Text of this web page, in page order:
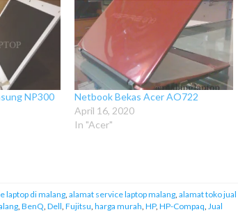
NP300
Netbook Bekas Acer AO722
April 16, 2020
In "Acer"
laptop di malang, alamat service laptop malang, alamat toko jual
, BenQ, Dell, Fujitsu, harga murah, HP, HP-Compaq, Jual